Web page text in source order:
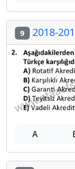
9 2018-
A